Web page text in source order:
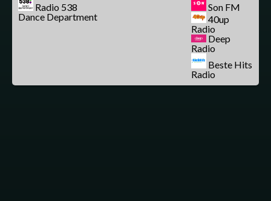
Radio 538
Dance Department
Son FM
40up
Radio
Deep
Radio
Beste Hits
Radio